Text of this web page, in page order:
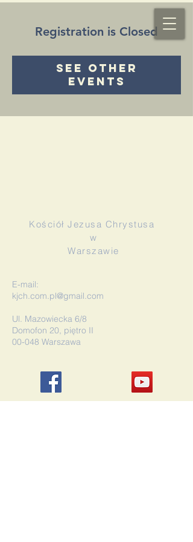
Registration is Closed
See other
events
Kościół Jezusa Chrystusa
w
Warszawie
E-mail:
kjch.com.pl@gmail.com
Ul. Mazowiecka 6/8
Domofon 20, piętro II
00-048 Warszawa